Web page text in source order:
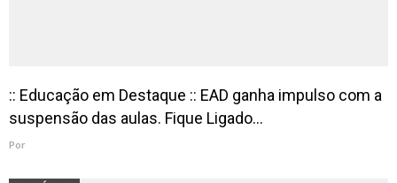
:: Educação em Destaque :: EAD ganha impulso com a
suspensão das aulas. Fique Ligado…
Por